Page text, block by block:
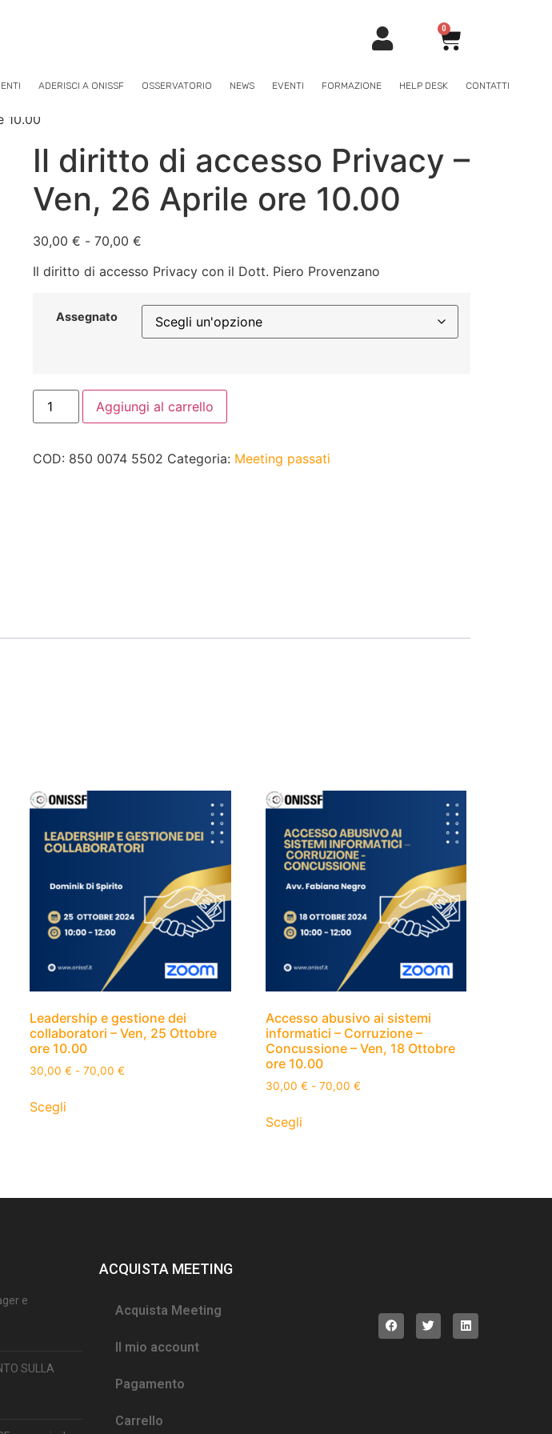
0
ADERISCI A ONISSF OSSERVATORIO NEWS EVENTI FORMAZIONE HELP DESK CONTATTI
10.00
Il diritto di accesso Privacy –
Ven, 26 Aprile ore 10.00
30,00 € - 70,00 €
Il diritto di accesso Privacy con il Dott. Piero Provenzano
Assegnato
Aggiungi al carrello
COD: 850 0074 5502 Categoria: Meeting passati
Leadership e gestione dei
collaboratori – Ven, 25 Ottobre
ore 10.00
30,00€ - 70,00€
Scegli
Accesso abusivo ai sistemi
informatici – Corruzione –
Concussione – Ven, 18 Ottobre
ore 10.00
30,00€ - 70,00€
Scegli
e
SULLA
ACQUISTA MEETING
Acquista Meeting
Il mio account
Pagamento
Carrello